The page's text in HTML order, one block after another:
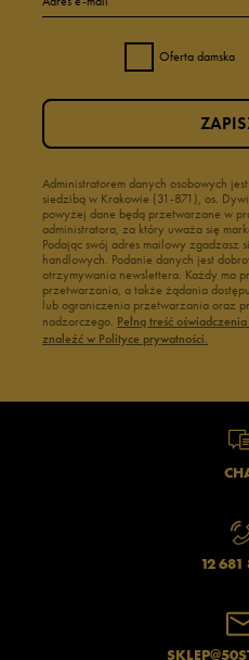
Oferta damska
Administratorem danych osobowych
siedzibą w Krakowie (31-871), os.
powyżej dane będą przetwarzane w
administratora, za który uważa się
Podając swój adres mailowy zgadzasz
handlowych. Podanie danych jest
otrzymywania newslettera. Każdy ma
przetwarzania, a także żądania
lub ograniczenia przetwarzania oraz
nadzorczego. Pełną treść
znaleźć w Polityce prywatności.
12